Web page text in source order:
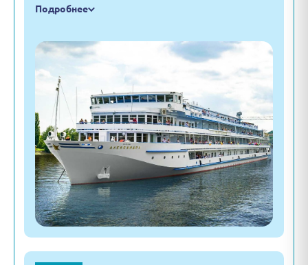
Подробнее